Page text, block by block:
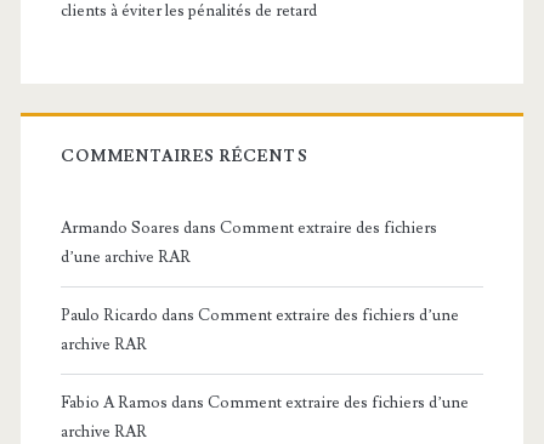
clients à éviter les pénalités de retard
COMMENTAIRES RÉCENTS
Armando Soares dans Comment extraire des fichiers
d’une archive RAR
Paulo Ricardo dans Comment extraire des fichiers d’une
archive RAR
Fabio A Ramos dans Comment extraire des fichiers d’une
archive RAR